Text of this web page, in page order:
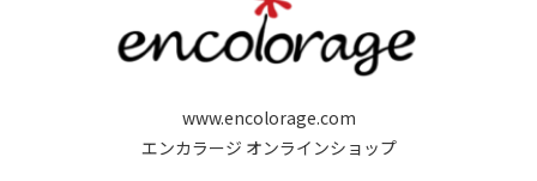
www.encolorage.com
エンカラージ オンラインショップ